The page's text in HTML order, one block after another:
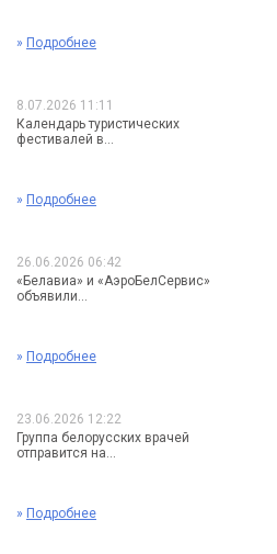
» Подробнее
8.07.2026 11:11
Календарь туристических
фестивалей в...
» Подробнее
26.06.2026 06:42
«Белавиа» и «АэроБелСервис»
объявили...
» Подробнее
23.06.2026 12:22
Группа белорусских врачей
отправится на...
» Подробнее